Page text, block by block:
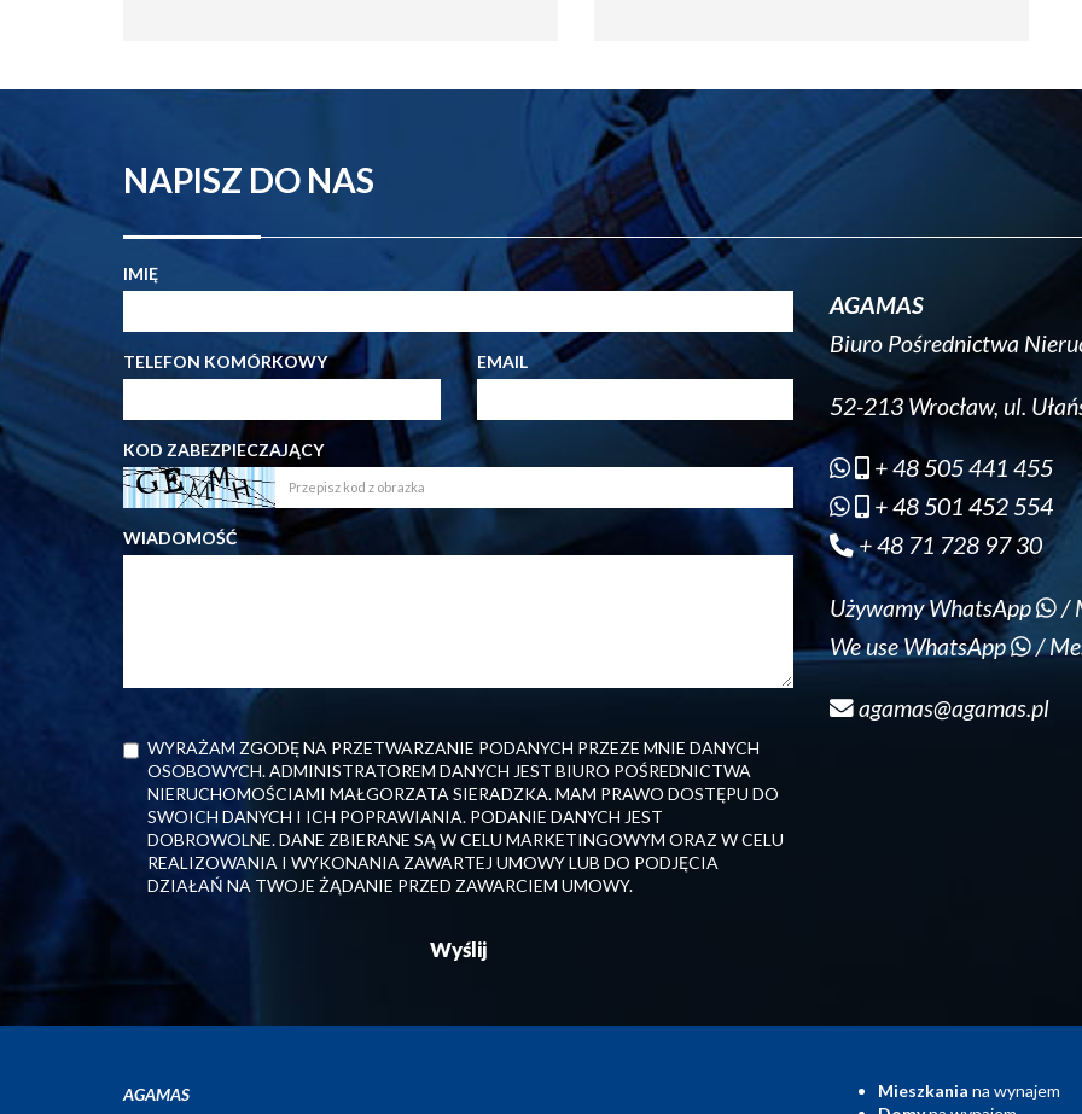
NAPISZ DO NAS
IMIĘ
TELEFON KOMÓRKOWY EMAIL
KOD ZABEZPIECZAJĄCY
WIADOMOŚĆ
WYRAŻAM ZGODĘ NA PRZETWARZANIE PODANYCH PRZEZE MNIE DANYCH
OSOBOWYCH. ADMINISTRATOREM DANYCH JEST BIURO POŚREDNICTWA
NIERUCHOMOŚCIAMI MAŁGORZATA SIERADZKA. MAM PRAWO DOSTĘPU DO
SWOICH DANYCH I ICH POPRAWIANIA. PODANIE DANYCH JEST
DOBROWOLNE. DANE ZBIERANE SĄ W CELU MARKETINGOWYM ORAZ W CELU
REALIZOWANIA I WYKONANIA ZAWARTEJ UMOWY LUB DO PODJĘCIA
DZIAŁAŃ NA TWOJE ŻĄDANIE PRZED ZAWARCIEM UMOWY.
AGAMAS
Biuro Pośrednictwa
52-213 Wrocław, ul.
+ 48 505 441 455
+ 48 501 452 554
+ 48 71 728 97 30
Używamy WhatsApp
/
We use WhatsApp
/
agamas@agamas.pl
AGAMAS Mieszkania na wynajem